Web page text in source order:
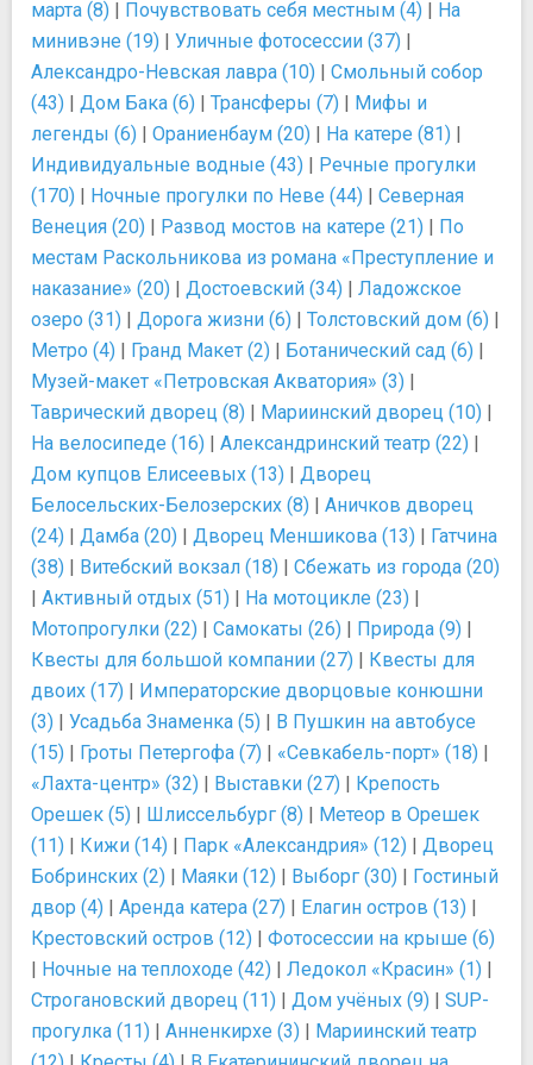
марта (8) | Почувствовать себя местным (4) | На
минивэне (19) | Уличные фотосессии (37) |
Александро-Невская лавра (10) | Смольный собор
(43) | Дом Бака (6) | Трансферы (7) | Мифы и
легенды (6) | Ораниенбаум (20) | На катере (81) |
Индивидуальные водные (43) | Речные прогулки
(170) | Ночные прогулки по Неве (44) | Северная
Венеция (20) | Развод мостов на катере (21) | По
местам Раскольникова из романа «Преступление и
наказание» (20) | Достоевский (34) | Ладожское
озеро (31) | Дорога жизни (6) | Толстовский дом (6) |
Метро (4) | Гранд Макет (2) | Ботанический сад (6) |
Музей-макет «Петровская Акватория» (3) |
Таврический дворец (8) | Мариинский дворец (10) |
На велосипеде (16) | Александринский театр (22) |
Дом купцов Елисеевых (13) | Дворец
Белосельских-Белозерских (8) | Аничков дворец
(24) | Дамба (20) | Дворец Меншикова (13) | Гатчина
(38) | Витебский вокзал (18) | Сбежать из города (20)
| Активный отдых (51) | На мотоцикле (23) |
Мотопрогулки (22) | Самокаты (26) | Природа (9) |
Квесты для большой компании (27) | Квесты для
двоих (17) | Императорские дворцовые конюшни
(3) | Усадьба Знаменка (5) | В Пушкин на автобусе
(15) | Гроты Петергофа (7) | «Севкабель-порт» (18) |
«Лахта-центр» (32) | Выставки (27) | Крепость
Орешек (5) | Шлиссельбург (8) | Метеор в Орешек
(11) | Кижи (14) | Парк «Александрия» (12) | Дворец
Бобринских (2) | Маяки (12) | Выборг (30) | Гостиный
двор (4) | Аренда катера (27) | Елагин остров (13) |
Крестовский остров (12) | Фотосессии на крыше (6)
| Ночные на теплоходе (42) | Ледокол «Красин» (1) |
Строгановский дворец (11) | Дом учёных (9) | SUP-
прогулка (11) | Анненкирхе (3) | Мариинский театр